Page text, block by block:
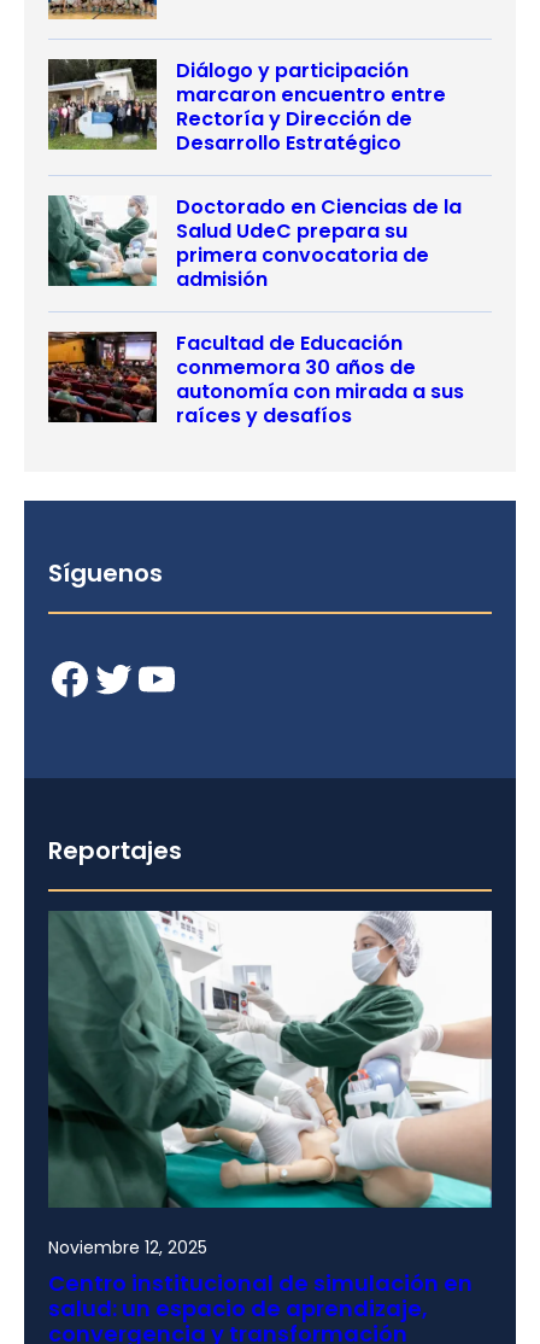
Diálogo y participación
marcaron encuentro entre
Rectoría y Dirección de
Desarrollo Estratégico
Doctorado en Ciencias de la
Salud UdeC prepara su
primera convocatoria de
admisión
Facultad de Educación
conmemora 30 años de
autonomía con mirada a sus
raíces y desafíos
Síguenos
Facebook Twitter YouTube
Reportajes
Noviembre 12, 2025
Centro institucional de simulación en
salud: un espacio de aprendizaje,
convergencia y transformación